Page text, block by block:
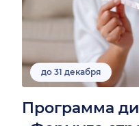
до 31 декабря
Программа